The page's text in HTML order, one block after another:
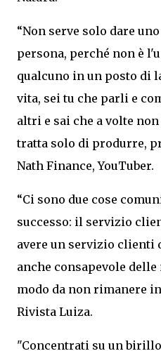
“Non serve solo dare
persona, perché non è
qualcuno in un posto di
vita, sei tu che parli e
altri e sai che a volte
tratta solo di produrre,
Nath Finance, YouTuber.
“Ci sono due cose
successo: il servizio
avere un servizio clienti
anche consapevole
modo da non rimanere
Rivista Luiza.
"Concentrati su un